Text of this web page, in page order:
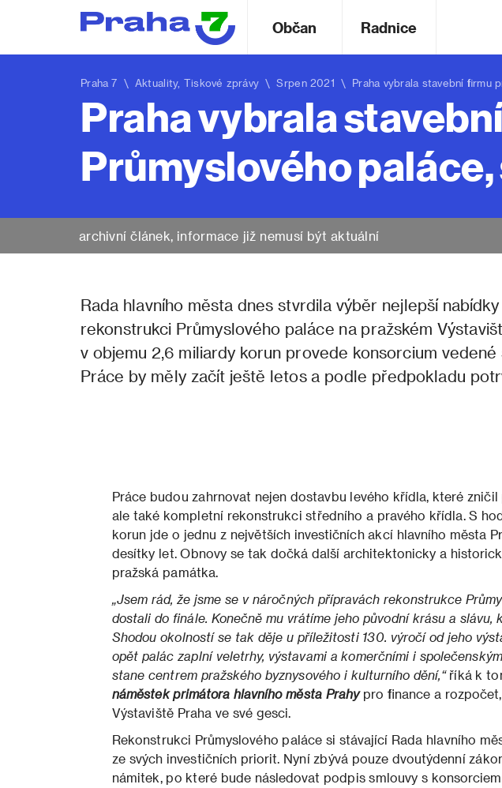
Občan Radnice
Praha 7 \ Aktuality, Tiskové zprávy \ Srpen 2021 \ Praha vybrala stavební firmu
Praha vybrala
Průmyslového
archivní článek, informace již nemusí být aktuální
Rada hlavního města dnes stvrdila výběr nejlepší
rekonstrukci Průmyslového paláce na pražském
v objemu 2,6 miliardy korun provede konsorcium
Práce by měly začít ještě letos a podle předpokladu
Práce budou zahrnovat nejen dostavbu levého křídla, které
ale také kompletní rekonstrukci středního a pravého křídla. S
korun jde o jednu z největších investičních akcí hlavního města
desítky let. Obnovy se tak dočká další architektonicky a
pražská památka.
„Jsem rád, že jsme se v náročných přípravách rekonstrukce
dostali do finále. Konečně mu vrátíme jeho původní krásu a slávu,
Shodou okolností se tak děje u příležitosti 130. výročí od jeho
opět palác zaplní veletrhy, výstavami a komerčními i
stane centrem pražského byznysového i kulturního dění,“říká k
náměstek primátora hlavního města Prahy pro finance a
Výstaviště Praha ve své gesci.
Rekonstrukci Průmyslového paláce si stávající Rada hlavního
ze svých investičních priorit. Nyní zbývá pouze dvoutýdenní
námitek, po které bude následovat podpis smlouvy s